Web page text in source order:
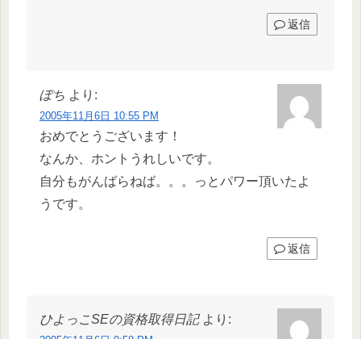
返信
ぽち より:
2005年11月6日 10:55 PM
おめでとうございます！
なんか、ホントうれしいです。
自分もがんばらねば。。。っとパワー頂いたよ
うです。
返信
ひよっこSEの資格取得日記 より: